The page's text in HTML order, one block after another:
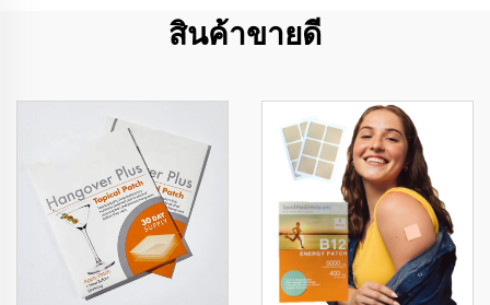
สินค้าขายดี